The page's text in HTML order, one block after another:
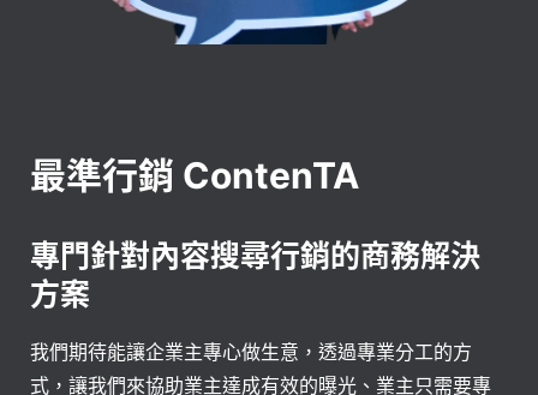
最準行銷 ContenTA
專門針對內容搜尋行銷的商務解決
方案
我們期待能讓企業主專心做生意，透過專業分工的方
式，讓我們來協助業主達成有效的曝光、業主只需要專